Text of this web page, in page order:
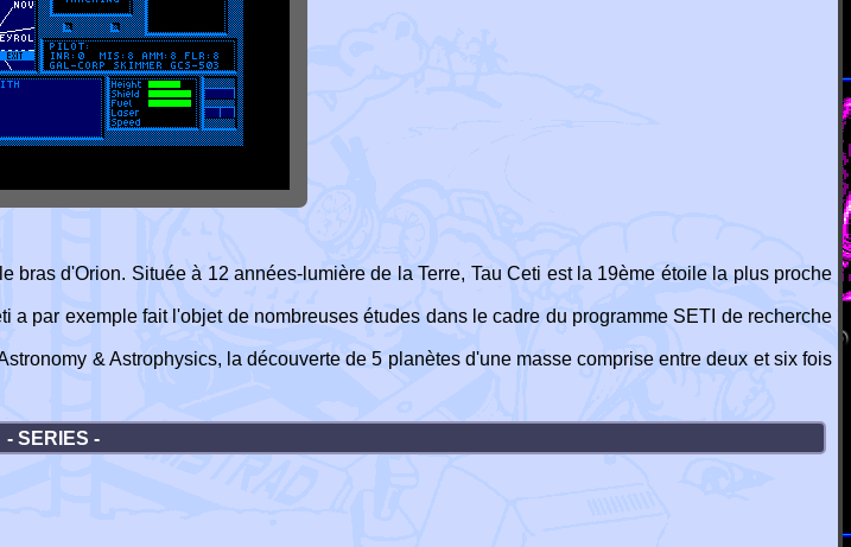
d'Orion. Située à 12 années-lumière de la Terre, Tau Ceti est la 19ème étoile la plus proche
par exemple fait l'objet de nombreuses études dans le cadre du programme SETI de recherche
& Astrophysics, la découverte de 5 planètes d'une masse comprise entre deux et six fois
- SERIES -